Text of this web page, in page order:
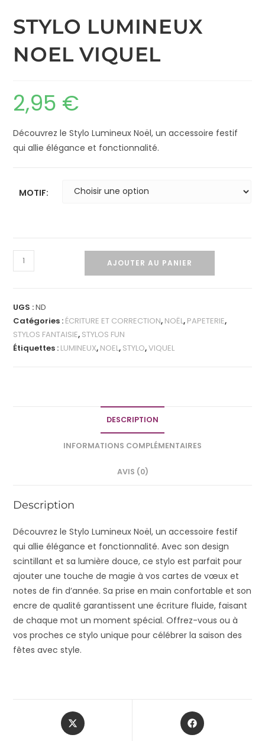
STYLO LUMINEUX
NOEL VIQUEL
2,95 €
Découvrez le Stylo Lumineux Noël, un accessoire festif
qui allie élégance et fonctionnalité.
MOTIF:
AJOUTER AU PANIER
UGS :ND
Catégories : ÉCRITURE ET CORRECTION, NOËL, PAPETERIE,
STYLOS FANTAISIE, STYLOS FUN
Étiquettes : LUMINEUX, NOEL, STYLO,VIQUEL
DESCRIPTION
INFORMATIONS COMPLÉMENTAIRES
AVIS (0)
Description
Découvrez le Stylo Lumineux Noël, un accessoire festif
qui allie élégance et fonctionnalité. Avec son design
scintillant et sa lumière douce, ce stylo est parfait pour
ajouter une touche de magie à vos cartes de vœux et
notes de fin d’année. Sa prise en main confortable et son
encre de qualité garantissent une écriture fluide, faisant
de chaque mot un moment spécial. Offrez-vous ou à
vos proches ce stylo unique pour célébrer la saison des
fêtes avec style.